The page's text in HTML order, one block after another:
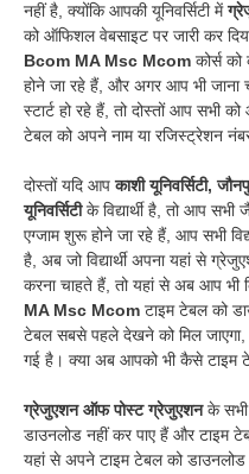
नहीं है, क्योंकि आपकी यूनिवर्सिटी में
को ऑफिशल वेबसाइट पर जारी कर
Bcom MA Msc Mcom कोर्स
होने जा रहे हैं, और अगर आप भी जाना
स्टार्ट हो रहे हैं, तो दोस्तों आप सभी
टेबल को अपने नाम या रजिस्ट्रेशन
दोस्तों यदि आपकाशी यूनिवर्सिटी,
यूनिवर्सिटीके विद्यार्थी है, तो आप सभी
एग्जाम शुरू होने जा रहे हैं, आप सभी
है, अब जो विद्यार्थी अपना यहां से
करना चाहते हैं, तो यहां से अब आप भी
MA Msc Mcom टाइम टेबल को
टेबल सबसे पहले देखने को मिल जाएगा,
गई है। क्या अब आपको भी कैसे टाइम
ग्रेजुएशन ऑफ पोस्ट ग्रेजुएशनके सभी
डाउनलोड नहीं कर पाए हैं और टाइम
यहां से अपने टाइम टेबल को डाउनलोड